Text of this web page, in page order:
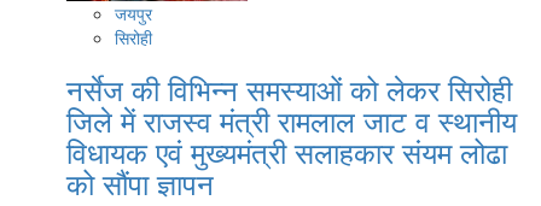
जयपुर
सिरोही
नर्सेज की विभिन्न समस्याओं को लेकर सिरोही
जिले में राजस्व मंत्री रामलाल जाट व स्थानीय
विधायक एवं मुख्यमंत्री सलाहकार संयम लोढा
को सौंपा ज्ञापन